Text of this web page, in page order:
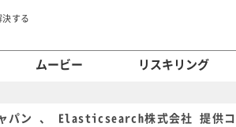
する
ムービー リスキリング
パン 、 Elasticsearch株式会社 提供コ